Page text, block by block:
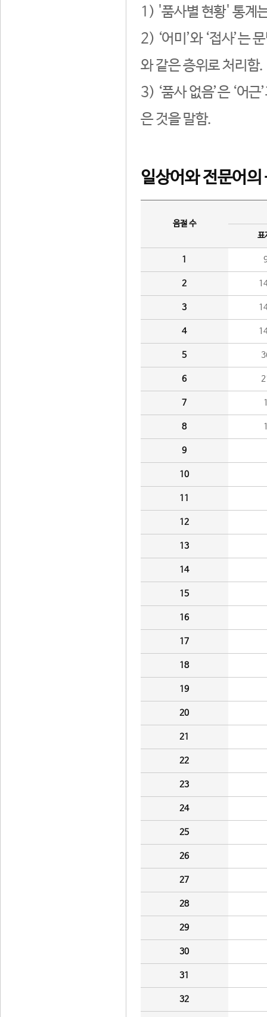
1) '품사별 현황' 통계
2) ‘어미’와 ‘접사’는
와 같은 층위로 처리함.
3) ‘품사 없음’은 ‘어
은 것을 말함.
일상어와 전문어의
음절 수
표
1
2
3
4
5
6
7
8
9
10
11
12
13
14
15
16
17
18
19
20
21
22
23
24
25
26
27
28
29
30
31
32